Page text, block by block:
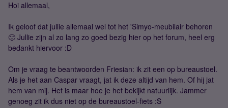
Hoi allemaal,
Ik geloof dat jullie allemaal wel tot het 'Simyo-meubilair behoren
🙂 Jullie zijn al zo lang zo goed bezig hier op het forum, heel erg
bedankt hiervoor :D
Om je vraag te beantwoorden Friesian: ik zit een op bureaustoel.
Als je het aan Caspar vraagt, jat ik deze altijd van hem. Of hij jat
hem van mij. Het is maar hoe je het bekijkt natuurlijk. Jammer
genoeg zit ik dus niet op de bureaustoel-fiets :S